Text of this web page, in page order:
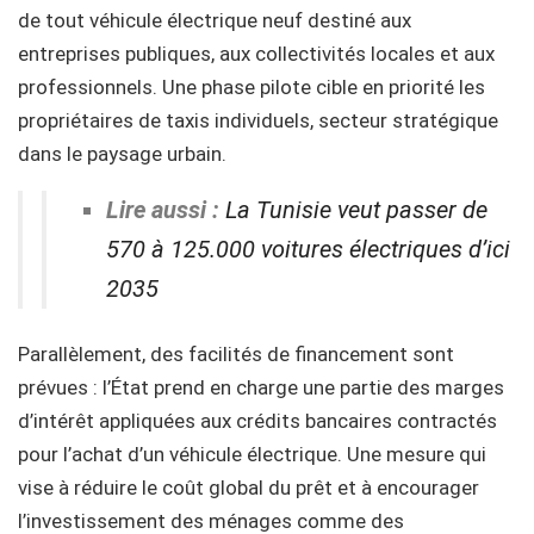
de tout véhicule électrique neuf destiné aux
entreprises publiques, aux collectivités locales et aux
professionnels. Une phase pilote cible en priorité les
propriétaires de taxis individuels, secteur stratégique
dans le paysage urbain.
Lire aussi :La Tunisie veut passer de
570 à 125.000 voitures électriques d’ici
2035
Parallèlement, des facilités de financement sont
prévues : l’État prend en charge une partie des marges
d’intérêt appliquées aux crédits bancaires contractés
pour l’achat d’un véhicule électrique. Une mesure qui
vise à réduire le coût global du prêt et à encourager
l’investissement des ménages comme des